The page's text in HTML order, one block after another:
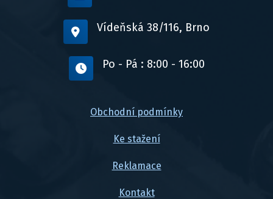
Vídeňská 38/116, Brno
Po - Pá : 8:00 - 16:00
Obchodní podmínky
Ke stažení
Reklamace
Kontakt